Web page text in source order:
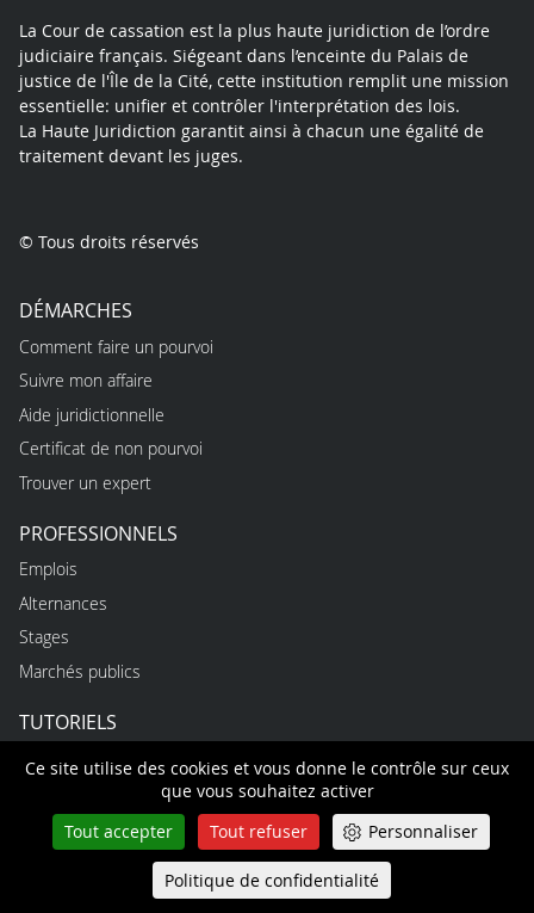
Ce site utilise des cookies et vous donne le contrôle sur ceux
que vous souhaitez activer
Tout accepter
Tout refuser Personnaliser
Politique de confidentialité
La Cour de cassation est la plus haute juridiction de l’ordre
judiciaire français. Siégeant dans l’enceinte du Palais de
justice de l'Île de la Cité, cette institution remplit une mission
essentielle: unifier et contrôler l'interprétation des lois.
La Haute Juridiction garantit ainsi à chacun une égalité de
traitement devant les juges.
© Tous droits réservés
DÉMARCHES
Comment faire un pourvoi
Suivre mon affaire
Aide juridictionnelle
Certificat de non pourvoi
Trouver un expert
PROFESSIONNELS
Emplois
Alternances
Stages
Marchés publics
TUTORIELS
Premiers pas
Faire une recherche
Agenda et inscriptions
Mon compte personnel
Mes démarches en ligne
Queue-Fair